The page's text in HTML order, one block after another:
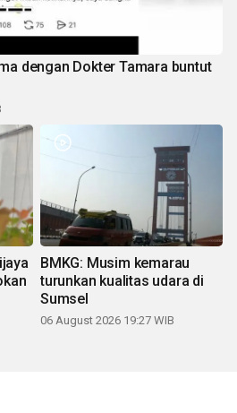
dengan Dokter Tamara buntut
BMKG: Musim kemarau
turunkan kualitas udara di
Sumsel
06 August 2026 19:27 WIB